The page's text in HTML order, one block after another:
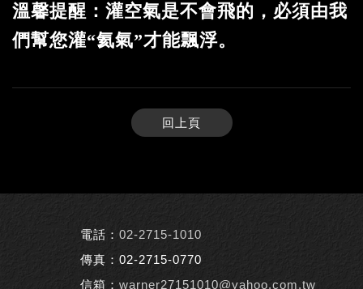
溫馨提醒：灌空氣是不會飛的，必須由我
們幫您灌“氦氣”才能飄浮。
回上頁
電話： 02-2715-1010
傳真：02-2715-0770
信箱： warner27151010@yahoo.com.tw